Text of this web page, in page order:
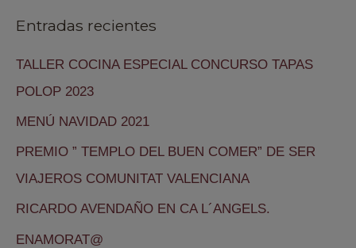
Entradas recientes
TALLER COCINA ESPECIAL CONCURSO TAPAS
POLOP 2023
MENÚ NAVIDAD 2021
PREMIO ” TEMPLO DEL BUEN COMER” DE SER
VIAJEROS COMUNITAT VALENCIANA
RICARDO AVENDAÑO EN CA L´ANGELS.
ENAMORAT@